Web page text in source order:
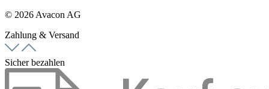
© 2026 Avacon AG
Zahlung & Versand
Sicher bezahlen